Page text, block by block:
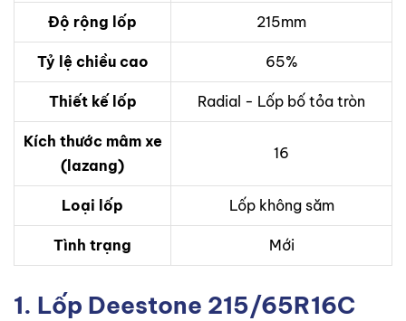
Độ rộng lốp 215mm
Tỷ lệ chiều cao 65%
Thiết kế lốp Radial - Lốp bố tỏa tròn
Kích thước mâm xe
(lazang)
16
Loại lốp Lốp không săm
Tình trạng Mới
1. Lốp Deestone 215/65R16C